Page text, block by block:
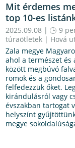
Mit érdemes
top 10-es
2025.09.08 | 9
túraötletek | Hová
Zala megye
ahol a természet és
között megbúvó
romok és a
felfedezzük őket.
kirándulásról vagy
évszakban tartogat
helyszínt
megye